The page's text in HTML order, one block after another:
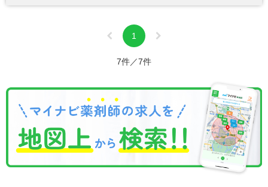
1
7件／7件